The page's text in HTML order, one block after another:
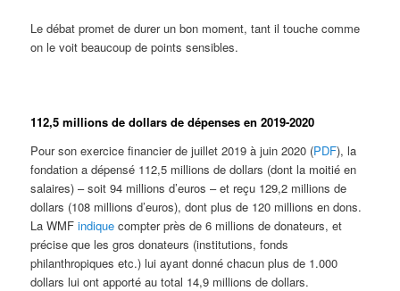
Le débat promet de durer un bon moment, tant il touche comme
on le voit beaucoup de points sensibles.
112,5 millions de dollars de dépenses en 2019-2020
Pour son exercice financier de juillet 2019 à juin 2020 (PDF), la
fondation a dépensé 112,5 millions de dollars (dont la moitié en
salaires) – soit 94 millions d’euros – et reçu 129,2 millions de
dollars (108 millions d’euros), dont plus de 120 millions en dons.
La WMFindique compter près de 6 millions de donateurs, et
précise que les gros donateurs (institutions, fonds
philanthropiques etc.) lui ayant donné chacun plus de 1.000
dollars lui ont apporté au total 14,9 millions de dollars.